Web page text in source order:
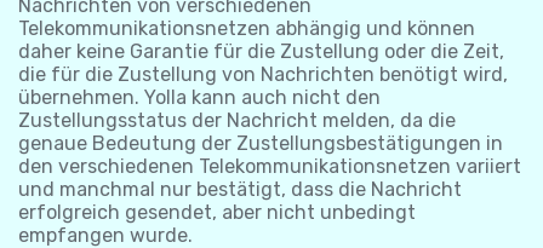
Nachrichten von verschiedenen
Telekommunikationsnetzen abhängig und können
daher keine Garantie für die Zustellung oder die Zeit,
die für die Zustellung von Nachrichten benötigt wird,
übernehmen. Yolla kann auch nicht den
Zustellungsstatus der Nachricht melden, da die
genaue Bedeutung der Zustellungsbestätigungen in
den verschiedenen Telekommunikationsnetzen variiert
und manchmal nur bestätigt, dass die Nachricht
erfolgreich gesendet, aber nicht unbedingt
empfangen wurde.